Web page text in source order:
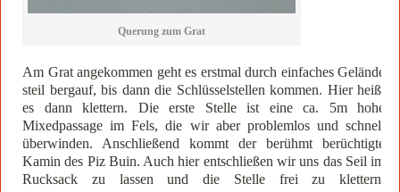
Querung zum Grat
Am Grat angekommen geht es erstmal durch einfaches Gelände
steil bergauf, bis dann die Schlüsselstellen kommen. Hier heißt
es dann klettern. Die erste Stelle ist eine ca. 5m hohe
Mixedpassage im Fels, die wir aber problemlos und schnell
überwinden. Anschließend kommt der berühmt berüchtigte
Kamin des Piz Buin. Auch hier entschließen wir uns das Seil im
Rucksack zu lassen und die Stelle frei zu klettern.